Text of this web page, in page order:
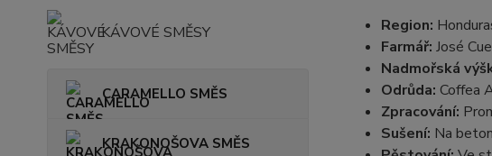
KÁVOVÉ SMĚSY
CARAMELLO SMĚS
KRAKONOŠOVA SMĚS
Region:
Farmář: José
Nadmořská
Odrůda: Coffea
Zpracování:
Sušení: Na